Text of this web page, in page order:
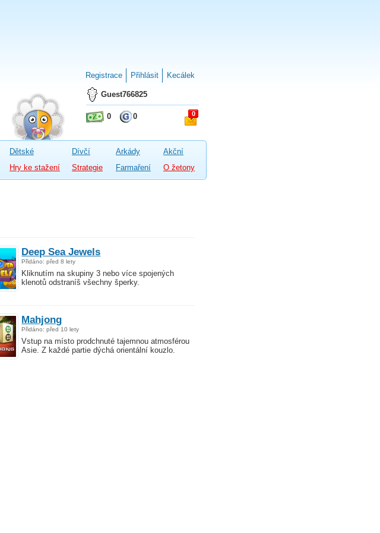
Registrace Přihlásit Kecálek
Guest766825
0 0 0
Dětské Dívčí Arkády
Akční
Hry ke stažení Strategie Farmaření O žetony
Deep Sea Jewels
Přidáno: před 8 lety
Kliknutím na skupiny 3 nebo více spojených
klenotů odstraníš všechny šperky.
Mahjong
Přidáno: před 10 lety
Vstup na místo prodchnuté tajemnou atmosférou
Asie. Z každé partie dýchá orientální kouzlo.